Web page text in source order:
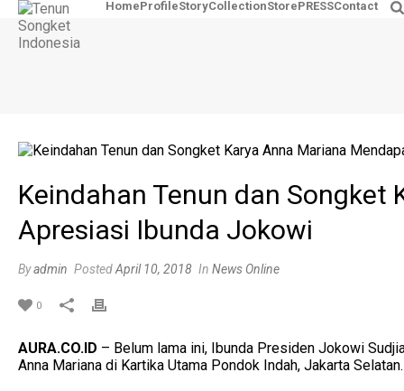
HomeProfileStoryCollectionStorePRESSContact
Keindahan Tenun dan Songket
Apresiasi Ibunda Jokowi
Byadmin PostedApril 10, 2018 In News Online
0
AURA.CO.ID – Belum lama ini, Ibunda Presiden Jokowi
Anna Mariana di Kartika Utama Pondok Indah, Jakarta Selatan.